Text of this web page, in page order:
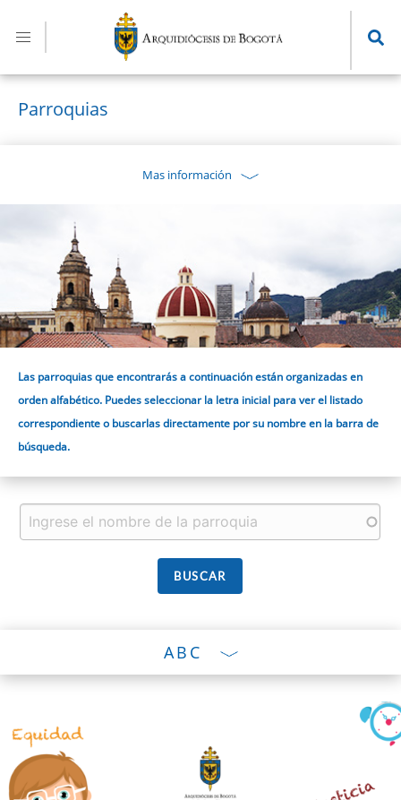
contenido
principal
Parroquias
Mas información
Las parroquias que encontrarás a continuación están organizadas en
orden alfabético. Puedes seleccionar la letra inicial para ver el listado
correspondiente o buscarlas directamente por su nombre en la barra de
búsqueda.
ABC